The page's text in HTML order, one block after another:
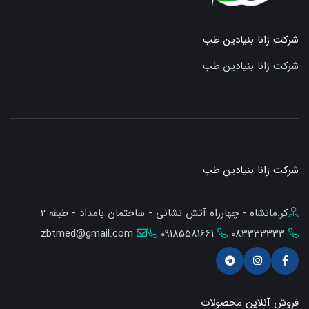
شرکت زانا بنیادین طب
شرکت زانا بنیادین طب
شرکت زانا بنیادین طب
کر.مانشاه - چهارراه آتش نشانی - ساختمان بامداد - طبقه 2
zbtmed@gmail.com
فروش آنلاین محصولات